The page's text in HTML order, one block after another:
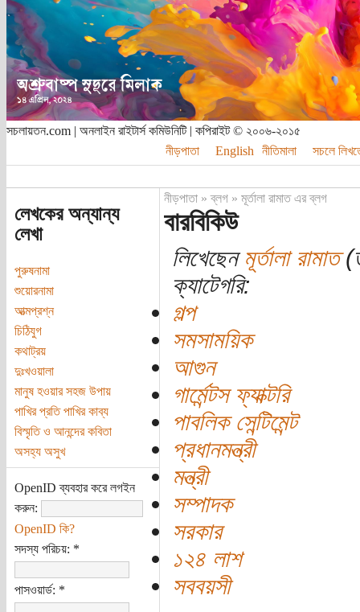
সচলায়তন.com | অনলাইন রাইটার্স কমিউনিটি | কপিরাইট © ২০০৬-২০১৫
নীড়পাতা
English নীতিমালা সচলে
লেখকের অন্যান্য
লেখা
পুরুষনামা
শুয়োরনামা
আত্মপ্রশ্ন
চিঠিযুগ
কথাট্রয়
দুঃখওয়ালা
মানুষ হওয়ার সহজ উপায়
পাখির প্রতি পাখির কাব্য
বিস্মৃতি ও আনন্দের কবিতা
অসহ্য অসুখ
OpenID ব্যবহার করে লগইন
করুন:
OpenID কি?
সদস্য পরিচয়: *
পাসওয়ার্ড: *
নীড়পাতা»ব্লগ» মূর্তালা রামাত এর ব্লগ
বারবিকিউ
লিখেছেনমূর্তালা রামাত
ক্যাটেগরি:
গল্প
সমসাময়িক
আগুন
গার্মেন্টস ফ্যাক্টরি
পাবলিক সেন্টিমেন্ট
প্রধানমন্ত্রী
মন্ত্রী
সম্পাদক
সরকার
১২৪ লাশ
সববয়সী